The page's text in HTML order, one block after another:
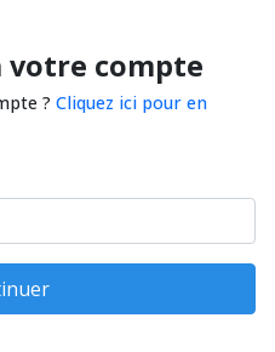
votre compte
? Cliquez ici pour en